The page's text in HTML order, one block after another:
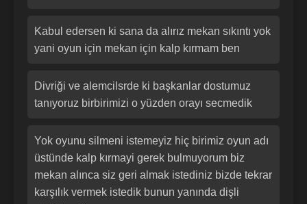
Kabul edersen ki sana da alırız mekan sıkıntı yok
yani oyun için mekan için kalp kırmam ben
Divriği ve alemcilsrde ki başkanlar dostumuz
tanıyoruz birbirimizi o yüzden orayı secmedik
Yok oyunu silmeni istemeyiz hiç birimiz oyun adı
üstünde kalp kırmayi gerek bulmuyorum biz
mekan alınca siz geri almak istediniz bizde tekrar
karşılık vermek istedik bunun yanında dişli